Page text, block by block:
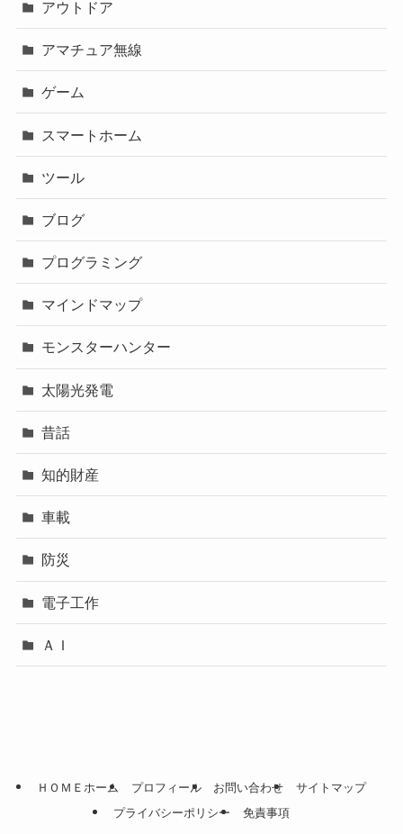
アウトドア
アマチュア無線
ゲーム
スマートホーム
ツール
ブログ
プログラミング
マインドマップ
モンスターハンター
太陽光発電
昔話
知的財産
車載
防災
電子工作
ＡＩ
ＨＯＭＥホーム プロフィール お問い合わせ
サイトマップ
プライバシーポリシー
免責事項